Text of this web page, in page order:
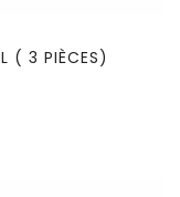
( 3 PIÈCES)